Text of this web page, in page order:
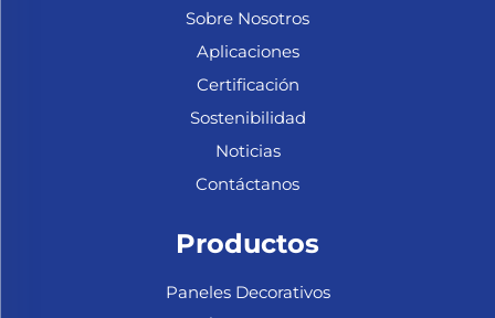
Sobre Nosotros
Aplicaciones
Certificación
Sostenibilidad
Noticias
Contáctanos
Productos
Paneles Decorativos